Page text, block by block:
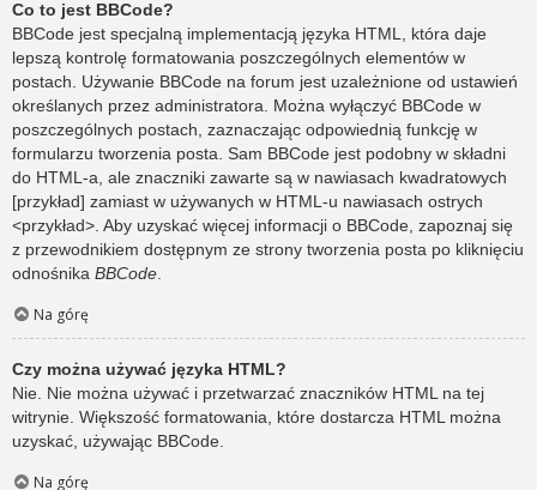
Co to jest BBCode?
BBCode jest specjalną implementacją języka HTML, która daje
lepszą kontrolę formatowania poszczególnych elementów w
postach. Używanie BBCode na forum jest uzależnione od ustawień
określanych przez administratora. Można wyłączyć BBCode w
poszczególnych postach, zaznaczając odpowiednią funkcję w
formularzu tworzenia posta. Sam BBCode jest podobny w składni
do HTML-a, ale znaczniki zawarte są w nawiasach kwadratowych
[przykład] zamiast w używanych w HTML-u nawiasach ostrych
<przykład>. Aby uzyskać więcej informacji o BBCode, zapoznaj się
z przewodnikiem dostępnym ze strony tworzenia posta po kliknięciu
odnośnika BBCode
Na górę
Czy można używać języka HTML?
Nie. Nie można używać i przetwarzać znaczników HTML na tej
witrynie. Większość formatowania, które dostarcza HTML można
uzyskać, używając BBCode.
Na górę